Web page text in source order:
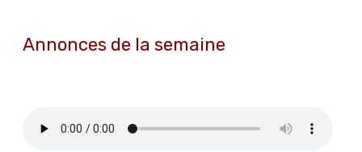
Annonces de la semaine